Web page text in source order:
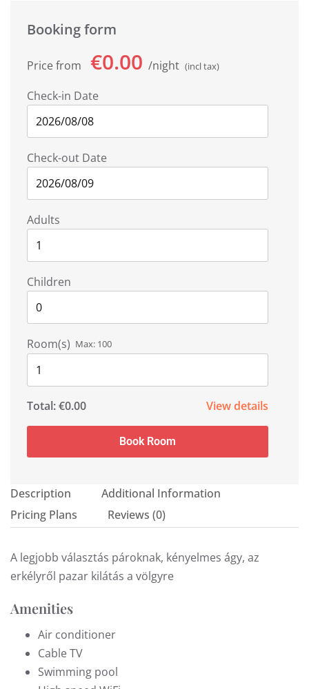
Description
Additional Information
Pricing Plans
Reviews (0)
A legjobb választás pároknak, kényelmes ágy, az
erkélyről pazar kilátás a völgyre
Amenities
Air conditioner
Cable TV
Swimming pool
Booking form
Price from €0.00 night (incl tax)
Check-in Date
Check-out Date
Adults
Children
Room(s) Max: 100
Total:€0.00 View details
Book Room